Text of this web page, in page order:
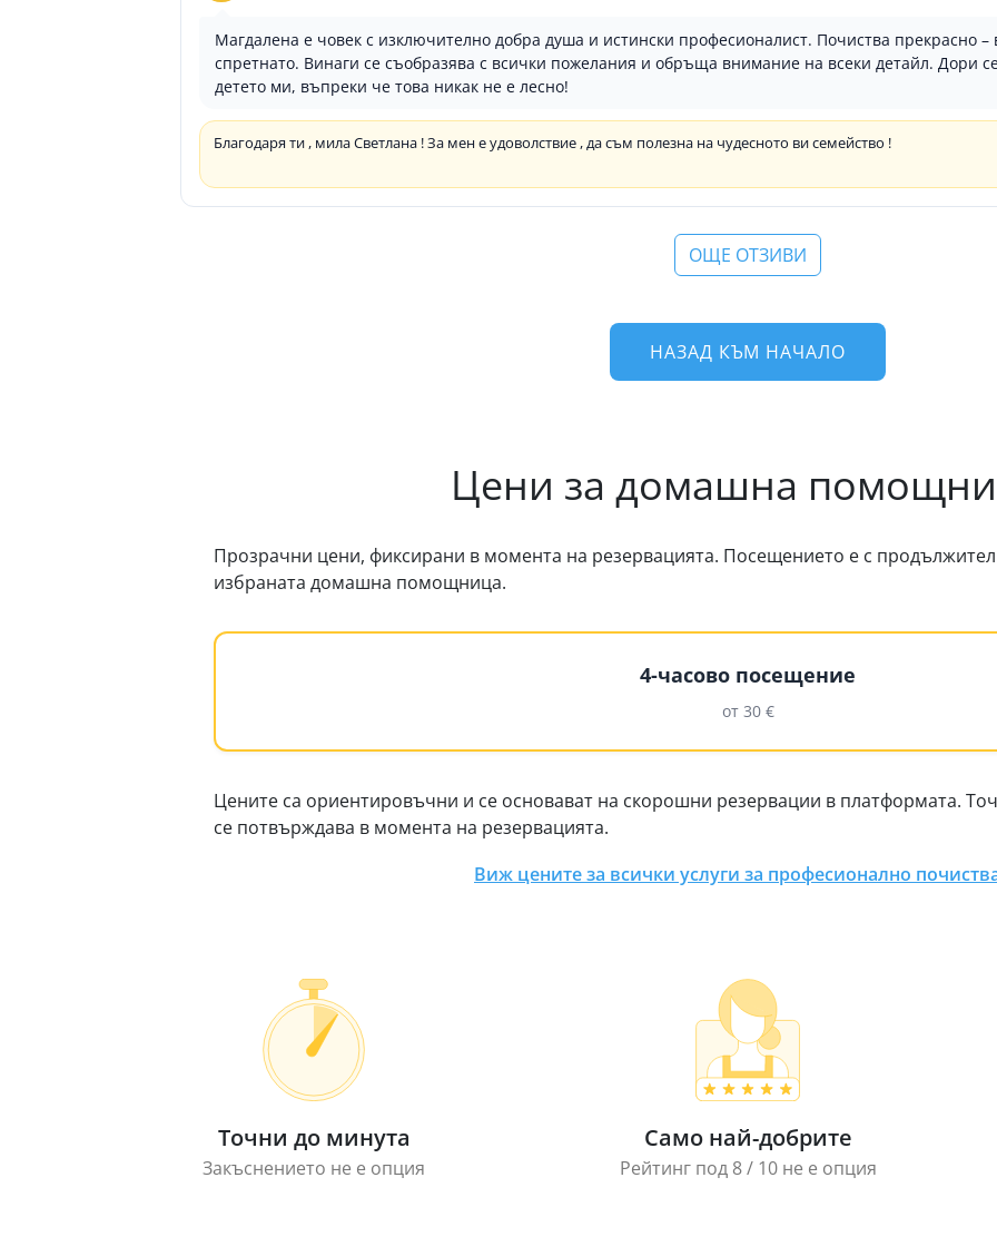
Магдалена е човек с изключително добра душа и истински професионалист. Почиства прекрасно –
спретнато. Винаги се съобразява с всички пожелания и обръща внимание на всеки детайл. Дори
детето ми, въпреки че това никак не е лесно!
Благодаря ти , мила Светлана ! За мен е удоволствие , да съм полезна на чудесното ви семейство !
ОЩЕ ОТЗИВИ
НАЗАД КЪМ НАЧАЛО
Цени за домашна
Прозрачни цени, фиксирани в момента на резервацията. Посещението е с
избраната домашна помощница.
4-часово посещение
от 30 €
Цените са ориентировъчни и се основават на скорошни резервации в платформата.
се потвърждава в момента на резервацията.
Виж цените за всички услуги за професионално
Точни до минута
Закъснението не е опция
Само най-добрите
Рейтинг под 8 / 10 не е опция